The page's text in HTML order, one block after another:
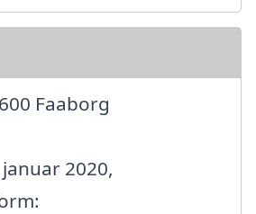
Faaborg
2020,